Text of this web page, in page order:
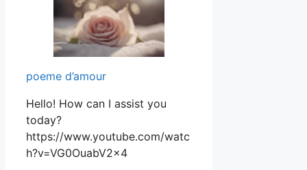
poeme d’amour
Hello! How can I assist you
today?
https://www.youtube.com/watc
h?v=VG0OuabV2x4